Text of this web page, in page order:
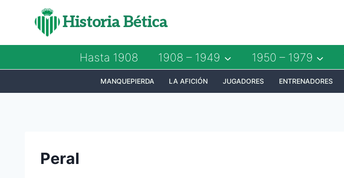
Historia Bética
Hasta 1908 1908 – 1949 1950 – 1979
MANQUEPIERDA LA AFICIÓN JUGADORES ENTRENADORES
Peral